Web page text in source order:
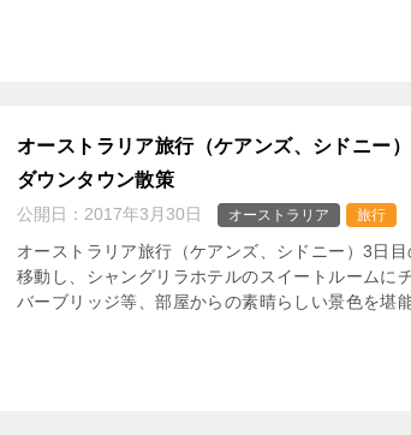
オーストラリア旅行（ケアンズ、シドニー
ダウンタウン散策
公開日： 2017年3月30日 オーストラリア 旅行
オーストラリア旅行（ケアンズ、シドニー）3日
移動し、シャングリラホテルのスイートルームに
バーブリッジ等、部屋からの素晴らしい景色を堪